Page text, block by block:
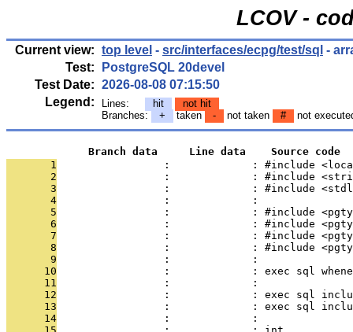
LCOV -
Current view: top level - src/interfaces/ecpg/test/sql -
Test:
PostgreSQL 20devel
Test Date: 2026-08-08 07:15:50
Legend:
Lines: hit
not hit
Branches:
+ taken - not taken # not
             Branch data     Line data    Source code
       1
:             : #include
       2
:             : #include
       3
:             : #include
       4
                 :             :
       5
:             : #include
       6
:             : #include
       7
:             : #include
       8
:             : #include
       9
                 :             :
      10
:             : exec sql
      11
                 :             :
      12
:             : exec sql
      13
:             : exec sql
      14
                 :             :